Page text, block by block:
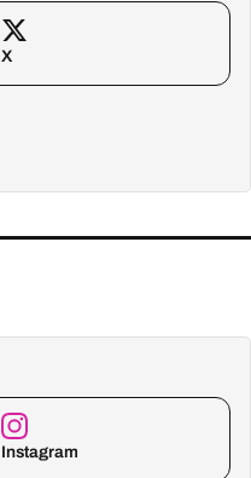
X
Instagram